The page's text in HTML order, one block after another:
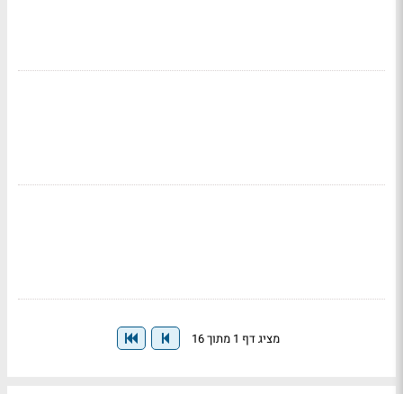
מציג דף 1 מתוך 16